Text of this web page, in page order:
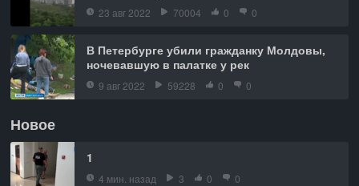
23 авг 2022 70004 0 0
В Петербурге убили гражданку Молдовы,
ночевавшую в палатке у рек
9 авг 2022 59228 0 0
Новое
1
4 мин. назад 3 0 0